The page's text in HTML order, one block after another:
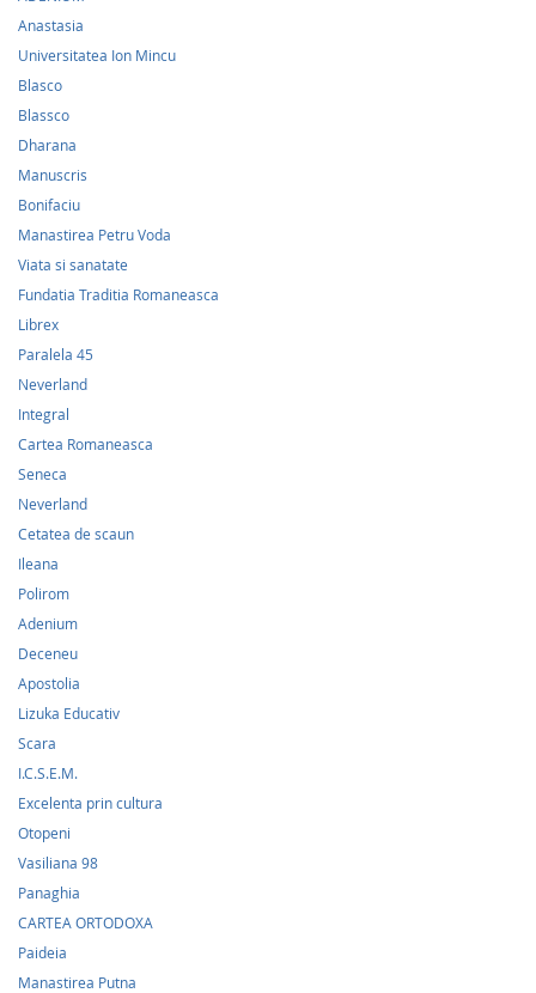
Anastasia
Universitatea Ion Mincu
Blasco
Blassco
Dharana
Manuscris
Bonifaciu
Manastirea Petru Voda
Viata si sanatate
Fundatia Traditia Romaneasca
Librex
Paralela 45
Neverland
Integral
Cartea Romaneasca
Seneca
Neverland
Cetatea de scaun
Ileana
Polirom
Adenium
Deceneu
Apostolia
Lizuka Educativ
Scara
I.C.S.E.M.
Excelenta prin cultura
Otopeni
Vasiliana 98
Panaghia
CARTEA ORTODOXA
Paideia
Manastirea Putna